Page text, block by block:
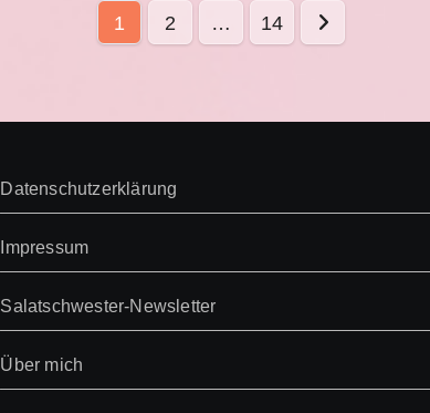
Seitennummerierung
Beiträge
1 2 … 14
Datenschutzerklärung
Impressum
Salatschwester-Newsletter
Über mich